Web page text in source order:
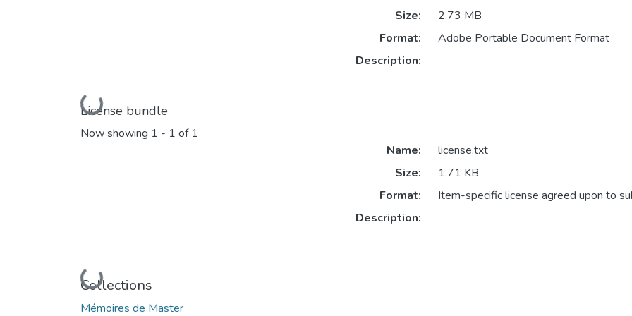
Loading...
Size:
2.73 MB
Format:
Adobe Portable Document Format
Description:
License bundle
Now showing 1 - 1 of 1
Loading...
Name:
license.txt
Size:
1.71 KB
Format:
Item-specific license agreed upon to
Description:
Collections
Mémoires de Master